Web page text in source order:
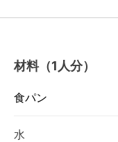
材料（1人分）
食パン
水